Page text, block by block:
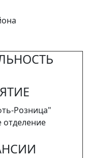
Розница"
отделение